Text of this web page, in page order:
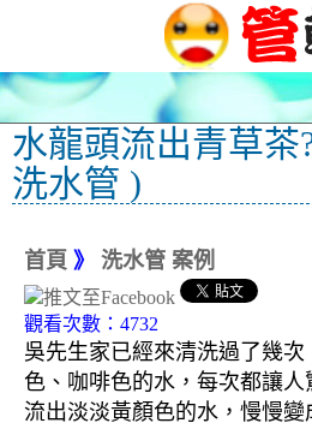
水龍頭流出青草茶
洗水管 )
首頁 》 洗水管 案例
觀看次數：4732
吳先生家已經來清洗過了幾
色、咖啡色的水，每次都讓
流出淡淡黃顏色的水，慢慢